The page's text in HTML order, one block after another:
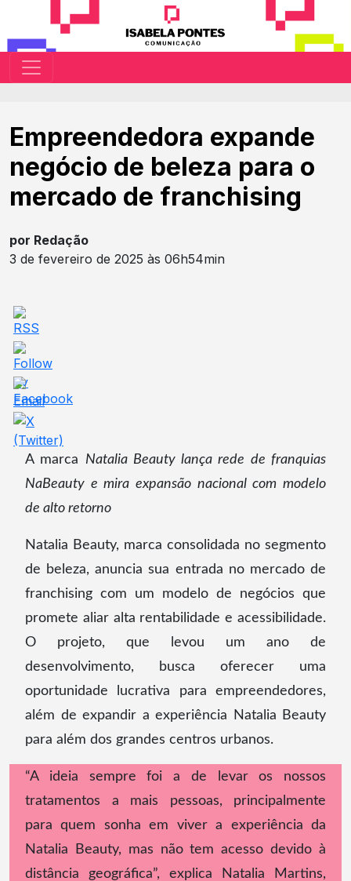
Empreendedora expande
negócio de beleza para o
mercado de franchising
por Redação
3 de fevereiro de 2025 às 06h54min
A marca Natalia Beauty lança rede de franquias
NaBeauty e mira expansão nacional com modelo
de alto retorno
Natalia Beauty, marca consolidada no segmento
de beleza, anuncia sua entrada no mercado de
franchising com um modelo de negócios que
promete aliar alta rentabilidade e acessibilidade.
O projeto, que levou um ano de
desenvolvimento, busca oferecer uma
oportunidade lucrativa para empreendedores,
além de expandir a experiência Natalia Beauty
para além dos grandes centros urbanos.
“A ideia sempre foi a de levar os nossos
tratamentos a mais pessoas, principalmente
para quem sonha em viver a experiência da
Natalia Beauty, mas não tem acesso devido à
distância geográfica”, explica Natalia Martins,